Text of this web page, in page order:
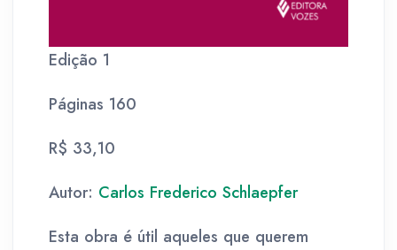
Edição 1
Páginas 160
R$ 33,10
Autor: Carlos Frederico Schlaepfer
Esta obra é útil aqueles que querem